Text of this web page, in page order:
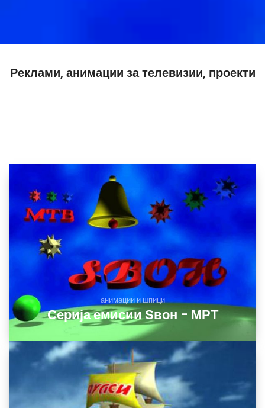
Реклами, анимации за телевизии, проекти
анимации и шпици
Серија емисии Ѕвон - МРТ